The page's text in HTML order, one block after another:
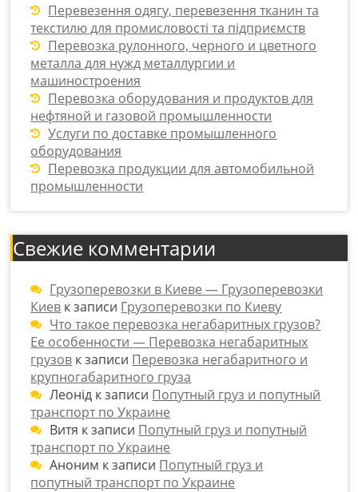
Перевезення одягу, перевезення тканин та
текстилю для промисловості та підприємств
Перевозка рулонного, черного и цветного
металла для нужд металлургии и
машиностроения
Перевозка оборудования и продуктов для
нефтяной и газовой промышленности
Услуги по доставке промышленного
оборудования
Перевозка продукции для автомобильной
промышленности
Свежие комментарии
Грузоперевозки в Киеве — Грузоперевозки
Киев к записи Грузоперевозки по Киеву
Что такое перевозка негабаритных грузов?
Ее особенности — Перевозка негабаритных
грузов к записи Перевозка негабаритного и
крупногабаритного груза
Леонід к записи Попутный груз и попутный
транспорт по Украине
Витя к записи Попутный груз и попутный
транспорт по Украине
Аноним к записи Попутный груз и
попутный транспорт по Украине